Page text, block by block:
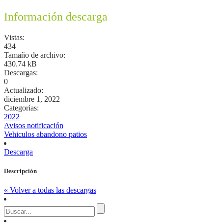
Información descarga
Vistas:
434
Tamaño de archivo:
430.74 kB
Descargas:
0
Actualizado:
diciembre 1, 2022
Categorías:
2022
Avisos notificación
Vehiculos abandono patios
Descarga
Descripción
« Volver a todas las descargas